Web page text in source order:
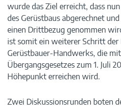
wurde das Ziel erreicht, dass
des Gerüstbaus abgerechnet
einen Drittbezug genommen
ist somit ein weiterer Schritt der
Gerüstbauer-Handwerks, die
Übergangsgesetzes zum 1. Juli
Höhepunkt erreichen wird.
Zwei Diskussionsrunden boten